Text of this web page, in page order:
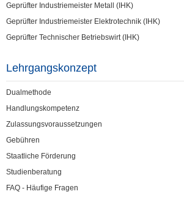
Geprüfter Industriemeister Metall (IHK)
Geprüfter Industriemeister Elektrotechnik (IHK)
Geprüfter Technischer Betriebswirt (IHK)
Lehrgangskonzept
Dualmethode
Handlungskompetenz
Zulassungsvoraussetzungen
Gebühren
Staatliche Förderung
Studienberatung
FAQ - Häufige Fragen